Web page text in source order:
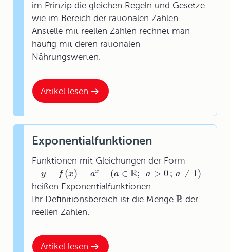
Artikel lesen
im Prinzip die gleichen Regeln und Gesetze
wie im Bereich der rationalen Zahlen.
Anstelle mit reellen Zahlen rechnet man
häufig mit deren rationalen
Nährungswerten.
Artikel lesen
Exponentialfunktionen
Funktionen mit Gleichungen der Form
y = f (x) = ax (a ∈ R; a > 0; a ≠ 1)
heißen Exponentialfunktionen.
Ihr Definitionsbereich ist die Menge R der
reellen Zahlen.